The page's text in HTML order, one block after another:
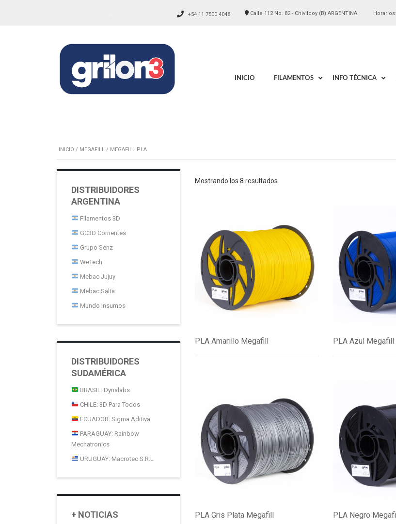
Calle 112 No. 82 - Chivilcoy (B) ARGENTINA
+54 11 7500 4048
INICIO FILAMENTOS INFO TÉCNICA
INICIO / MEGAFILL / MEGAFILL PLA
Mostrando los 8 resultados
PLA Amarillo Megafill PLA Azul Megafill
PLA Gris Plata Megafill PLA Negro
DISTRIBUIDORES
ARGENTINA
Filamentos 3D
GC3D Corrientes
Grupo Senz
WeTech
Mebac Jujuy
Mebac Salta
Mundo Insumos
DISTRIBUIDORES
SUDAMÉRICA
BRASIL: Dynalabs
CHILE: 3D Para Todos
ECUADOR: Sigma Aditiva
PARAGUAY: Rainbow
Mechatronics
URUGUAY: Macrotec S.R.L
+ NOTICIAS